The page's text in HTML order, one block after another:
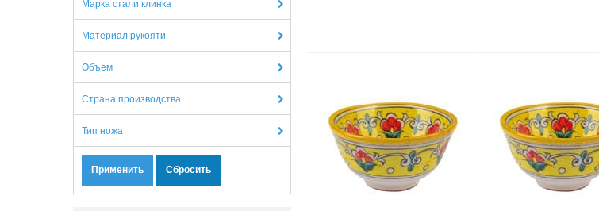
Марка стали клинка
Материал рукояти
Объем
Страна производства
Тип ножа